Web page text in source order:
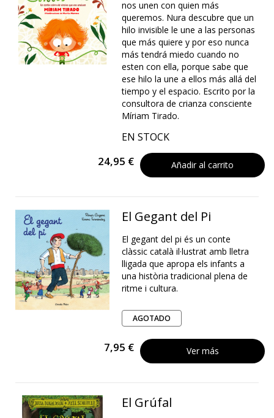
nos unen con quien más
queremos. Nura descubre que un
hilo invisible le une a las personas
que más quiere y por eso nunca
más tendrá miedo cuando no
esten con ella, porque sabe que
ese hilo la une a ellos más allá del
tiempo y el espacio. Escrito por la
consultora de crianza consciente
Míriam Tirado.
EN STOCK
24,95 € Añadir al carrito
El Gegant del Pi
El gegant del pi és un conte
clàssic català il·lustrat amb lletra
lligada que apropa els infants a
una història tradicional plena de
ritme i cultura.
AGOTADO
7,95 € Ver más
El Grúfal